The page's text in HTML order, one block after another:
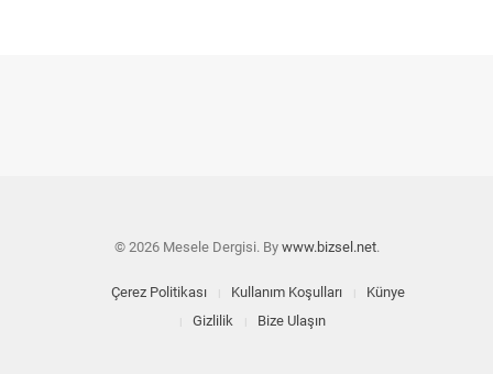
© 2026 Mesele Dergisi. By www.bizsel.net.
Çerez Politikası Kullanım Koşulları
Künye
Gizlilik
Bize Ulaşın